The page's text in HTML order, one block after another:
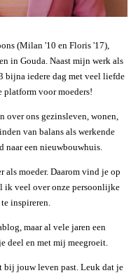
(Milan '10 en Floris '17),
in Gouda. Naast mijn werk als
bijna iedere dag met veel liefde
voor moeders!
ons gezinsleven, wonen,
van balans als werkende
naar een nieuwbouwhuis.
als moeder. Daarom vind je op
ik veel over onze persoonlijke
inspireren.
maar al vele jaren een
deel en met mij meegroeit.
jouw leven past. Leuk dat je